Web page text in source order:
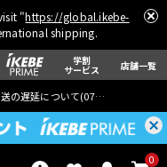
"https://global.ikebe-
shipping.
学割
サービス 店舗一覧
の遅延について(07月29日
0